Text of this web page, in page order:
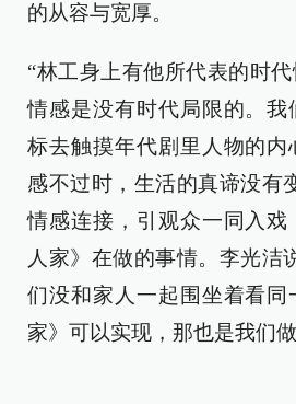
的从容与宽厚。
“林工身上有他所代表的时
情感是没有时代局限的。我
标去触摸年代剧里人物的内
感不过时，生活的真谛没有
情感连接，引观众一同入戏
人家》在做的事情。李光洁
们没和家人一起围坐着看同
家》可以实现，那也是我们